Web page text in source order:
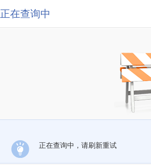
正在查询中
正在查询中，请刷新重试